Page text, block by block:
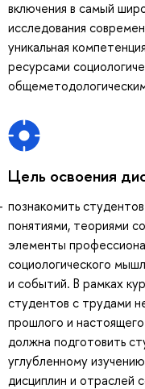
включения в самый
исследования
уникальная
ресурсами
Цель освоения
познакомить
понятиями, теориями
элементы
социологического
и событий. В рамках
студентов с трудами
прошлого и
должна подготовить
углубленному
дисциплин и отраслей